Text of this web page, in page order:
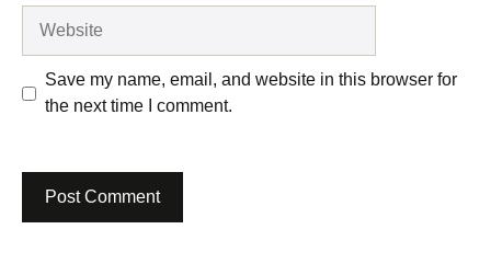
Save my name, email, and website in this browser for
the next time I comment.